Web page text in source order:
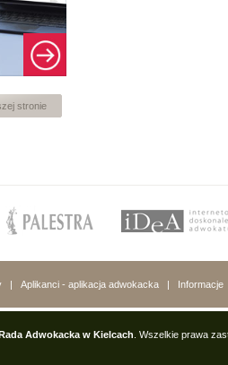
stronie
| Aplikanci - aplikacja adwokacka | Informacje
Adwokacka w Kielcach . Wszelkie prawa